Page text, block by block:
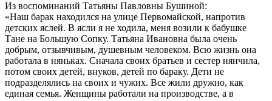
Из воспоминаний Татьяны Павловны Бушиной:
«Наш барак находился на улице Первомайской, напротив
детских яслей. В ясли я не ходила, меня возили к бабушке
Тане на Большую Сопку. Татьяна Ивановна была очень
добрым, отзывчивым, душевным человеком. Всю жизнь она
работала в няньках. Сначала своих братьев и сестер нянчила,
потом своих детей, внуков, детей по бараку. Дети не
подразделялись на своих и чужих. Все жили дружно, как
единая семья. Женщины работали на производстве, а в